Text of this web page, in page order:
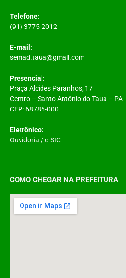
Telefone:
(91) 3775-2012
E-mail:
semad.taua@gmail.com
Presencial:
Praça Alcides Paranhos, 17
Centro – Santo Antônio do Tauá – PA
CEP: 68786-000
Eletrônico:
Ouvidoria /e-SIC
COMO CHEGAR NA PREFEITURA